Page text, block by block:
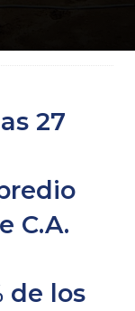
27
C.A.
de los